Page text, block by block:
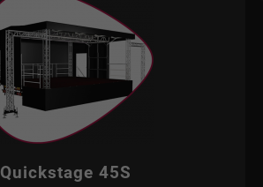
Quickstage 45S